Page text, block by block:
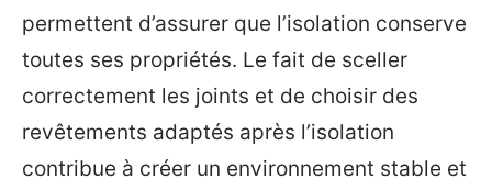
permettent d’assurer que l’isolation conserve
toutes ses propriétés. Le fait de sceller
correctement les joints et de choisir des
revêtements adaptés après l’isolation
contribue à créer un environnement stable et